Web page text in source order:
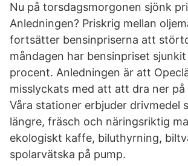
Nu på torsdagsmorgonen sjönk
Anledningen? Priskrig mellan
fortsätter bensinpriserna att
måndagen har bensinpriset
procent. Anledningen är att
misslyckats med att att dra ner
Våra stationer erbjuder drivmedel
längre, fräsch och näringsriktig
ekologiskt kaffe, biluthyrning,
spolarvätska på pump.